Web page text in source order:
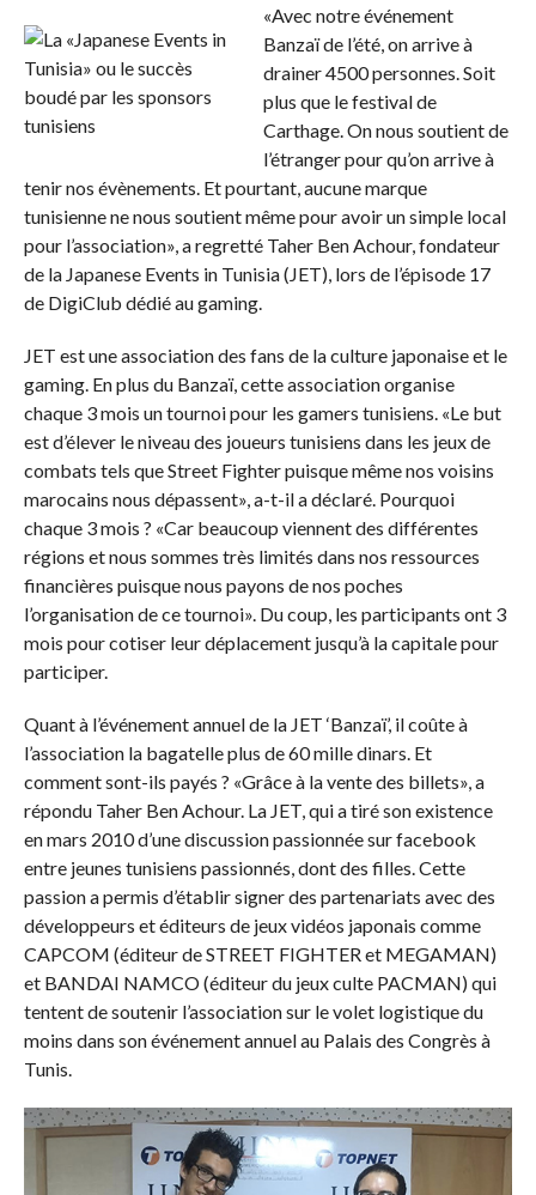
«Avec notre événement
Banzaï de l’été, on arrive à
drainer 4500 personnes. Soit
plus que le festival de
Carthage. On nous soutient de
l’étranger pour qu’on arrive à
tenir nos évènements. Et pourtant, aucune marque
tunisienne ne nous soutient même pour avoir un simple local
pour l’association», a regretté Taher Ben Achour, fondateur
de la Japanese Events in Tunisia (JET), lors de l’épisode 17
de DigiClub dédié au gaming.
JET est une association des fans de la culture japonaise et le
gaming. En plus du Banzaï, cette association organise
chaque 3 mois un tournoi pour les gamers tunisiens. «Le but
est d’élever le niveau des joueurs tunisiens dans les jeux de
combats tels que Street Fighter puisque même nos voisins
marocains nous dépassent», a-t-il a déclaré. Pourquoi
chaque 3 mois ? «Car beaucoup viennent des différentes
régions et nous sommes très limités dans nos ressources
financières puisque nous payons de nos poches
l’organisation de ce tournoi». Du coup, les participants ont 3
mois pour cotiser leur déplacement jusqu’à la capitale pour
participer.
Quant à l’événement annuel de la JET ‘Banzaï’, il coûte à
l’association la bagatelle plus de 60 mille dinars. Et
comment sont-ils payés ? «Grâce à la vente des billets», a
répondu Taher Ben Achour. La JET, qui a tiré son existence
en mars 2010 d’une discussion passionnée sur facebook
entre jeunes tunisiens passionnés, dont des filles. Cette
passion a permis d’établir signer des partenariats avec des
développeurs et éditeurs de jeux vidéos japonais comme
CAPCOM (éditeur de STREET FIGHTER et MEGAMAN)
et BANDAI NAMCO (éditeur du jeux culte PACMAN) qui
tentent de soutenir l’association sur le volet logistique du
moins dans son événement annuel au Palais des Congrès à
Tunis.